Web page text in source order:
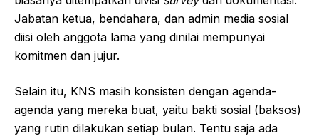
Jabatan ketua, bendahara, dan admin media sosial
diisi oleh anggota lama yang dinilai mempunyai
komitmen dan jujur.
Selain itu, KNS masih konsisten dengan agenda-
agenda yang mereka buat, yaitu bakti sosial (baksos)
yang rutin dilakukan setiap bulan. Tentu saja ada